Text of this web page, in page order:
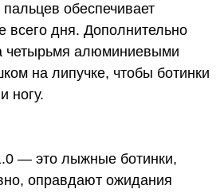
обеспечивает
всего дня. Дополнительно
четырьмя алюминиевыми
на липучке, чтобы ботинки
ногу.
— это лыжные ботинки,
оправдают ожидания